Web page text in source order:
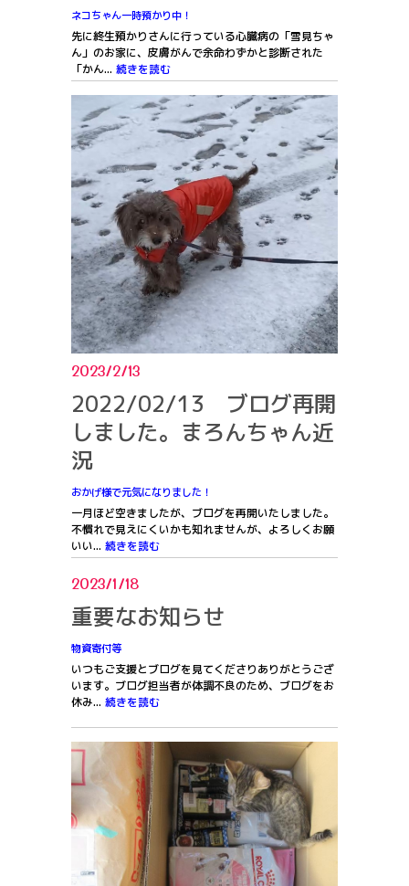
ネコちゃん一時預かり中！
先に終生預かりさんに行っている心臓病の「雪見ちゃ
ん」のお家に、皮膚がんで余命わずかと診断された
「かん... 続きを読む
2023/2/13
2022/02/13 ブログ再開
しました。まろんちゃん近
況
おかげ様で元気になりました！
一月ほど空きましたが、ブログを再開いたしました。
不慣れで見えにくいかも知れませんが、よろしくお願
いい... 続きを読む
2023/1/18
重要なお知らせ
物資寄付等
いつもご支援とブログを見てくださりありがとうござ
います。ブログ担当者が体調不良のため、ブログをお
休み... 続きを読む